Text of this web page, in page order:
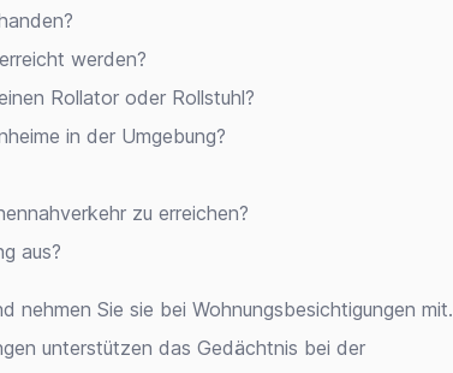
werden?
Rollator oder Rollstuhl?
in der Umgebung?
zu erreichen?
aus?
nehmen Sie sie bei Wohnungsbesichtigungen mit.
unterstützen das Gedächtnis bei der